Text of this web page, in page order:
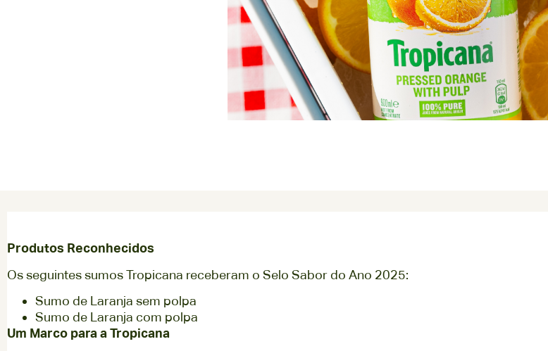
Produtos Reconhecidos
Os seguintes sumos Tropicana receberam o Selo Sabor do Ano 2025:
Sumo de Laranja sem polpa
Sumo de Laranja com polpa
Um Marco para a Tropicana